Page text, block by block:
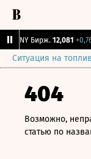
CNY Бирж. 12,081
Ситуация на
404
Возможно,
статью по